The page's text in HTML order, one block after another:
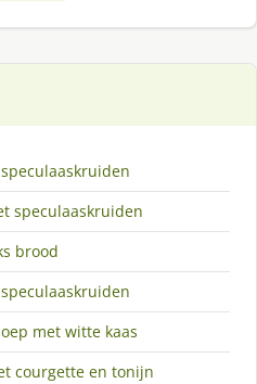
speculaaskruiden
brood
met witte kaas
courgette en tonijn